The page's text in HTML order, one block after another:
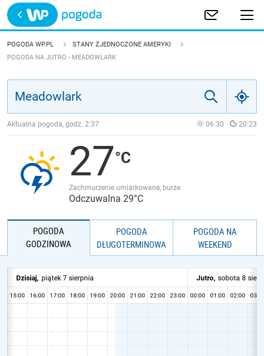
Trwa ładowanie
POLSKA
JAKOŚĆ POWIETRZA
POGODA WP.PL
STANY ZJEDNOCZONE AMERYKI
POGODA NA JUTRO - MEADOWLARK
Aktualna pogoda, godz. 2:37 06:30 20:23
27
Zachmurzenie umiarkowane, burze
Odczuwalna 29°C
POGODA
GODZINOWA
POGODA
DŁUGOTERMINOWA
POGODA NA
WEEKEND